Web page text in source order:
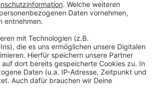
Akzeptieren
Platform
für ihre autistischen Freunde einen
doch noch einen Ausweg?
den Kids einen lebenswertes Leben. Die
angewiesen.